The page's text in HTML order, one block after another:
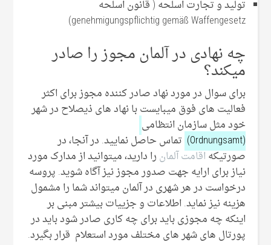
تولید و تجارت اسلحه ( قانون اسلحه
genehmigungspflichtig gemäß Waffengesetz)
چه نهادی در آلمان مجوز را صادر
میکند؟
برای سوال در مورد نهاد صادر کننده مجوز برای اکثر
فعالیت های فوق میبایست با نهاد های ذیصلاح در شهر
خود مثل سازمان انتظامی
(Ordnungsamt)
تماس حاصل نمایید. در آنجا، در
صورتیکهاقامت آلمان را دارید، میتوانید از مدارک مورد
نیاز برای ارایه جهت صدور مجوز نیز آگاه شوید. پروسه
درخواست در هر شهری در آلمان میتواند شما را مشمول
هزینه نیز نماید. اطلاعات و جزییات بیشتر مبنی بر
اینکه چه مجوزی باید برای چه کاری صادر شود باید در
پورتال های شهر های مختلف مورد استعلام قرار بگیرد.